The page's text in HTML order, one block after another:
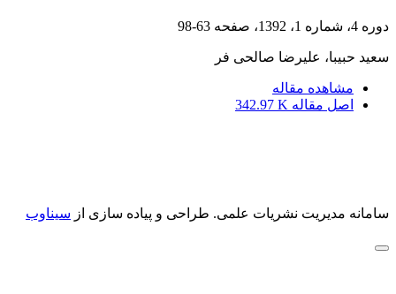
دوره 4، شماره 1، 1392، صفحه 63-98
سعید حبیبا، علیرضا صالحی فر
مشاهده مقاله
اصل مقاله 342.97 K
سامانه مدیریت نشریات علمی. طراحی و پیاده سازی از سیناوب